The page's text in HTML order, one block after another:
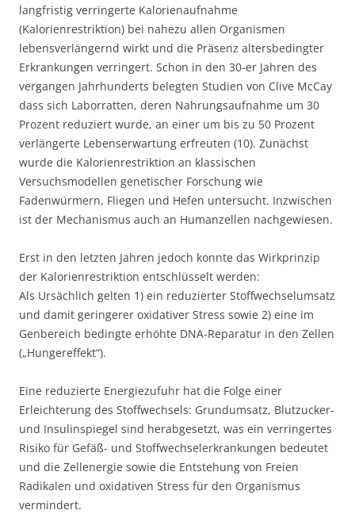
langfristig verringerte Kalorienaufnahme
(Kalorienrestriktion) bei nahezu allen Organismen
lebensverlängernd wirkt und die Präsenz altersbedingter
Erkrankungen verringert. Schon in den 30-er Jahren des
vergangen Jahrhunderts belegten Studien von Clive McCay
dass sich Laborratten, deren Nahrungsaufnahme um 30
Prozent reduziert wurde, an einer um bis zu 50 Prozent
verlängerte Lebenserwartung erfreuten (10). Zunächst
wurde die Kalorienrestriktion an klassischen
Versuchsmodellen genetischer Forschung wie
Fadenwürmern, Fliegen und Hefen untersucht. Inzwischen
ist der Mechanismus auch an Humanzellen nachgewiesen.
Erst in den letzten Jahren jedoch konnte das Wirkprinzip
der Kalorienrestriktion entschlüsselt werden:
Als Ursächlich gelten 1) ein reduzierter Stoffwechselumsatz
und damit geringerer oxidativer Stress sowie 2) eine im
Genbereich bedingte erhöhte DNA-Reparatur in den Zellen
(„Hungereffekt“).
Eine reduzierte Energiezufuhr hat die Folge einer
Erleichterung des Stoffwechsels: Grundumsatz, Blutzucker-
und Insulinspiegel sind herabgesetzt, was ein verringertes
Risiko für Gefäß- und Stoffwechselerkrankungen bedeutet
und die Zellenergie sowie die Entstehung von Freien
Radikalen und oxidativen Stress für den Organismus
vermindert.